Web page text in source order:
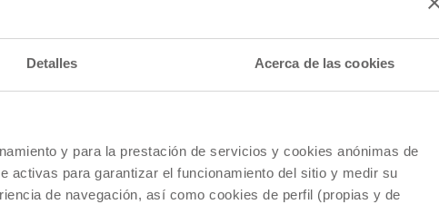
Detalles Acerca de las cookies
y para la prestación de servicios y cookies anónimas de
activas para garantizar el funcionamiento del sitio y medir su
de navegación, así como cookies de perfil (propias y de
27 DE EMBARAZO
y la presión arterial para prevenir la preeclampsia (presión
exceso de peso. ganar. Sin embargo, es el momento
y transmitirlos al bebé antes del parto. Esta
treinta y seis y es importante para evitar que el bebé
de vida.